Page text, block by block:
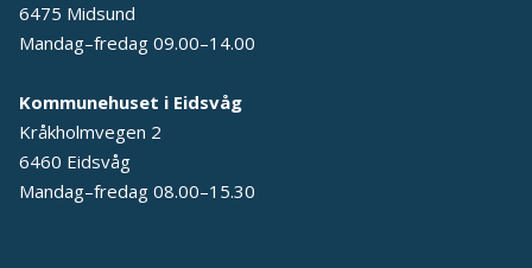
6475 Midsund
Mandag–fredag 09.00–14.00
Kommunehuset i Eidsvåg
Kråkholmvegen 2
6460 Eidsvåg
Mandag–fredag 08.00–15.30